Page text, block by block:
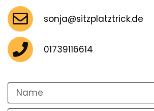
sonja@sitzplatztrick.de
01739116614